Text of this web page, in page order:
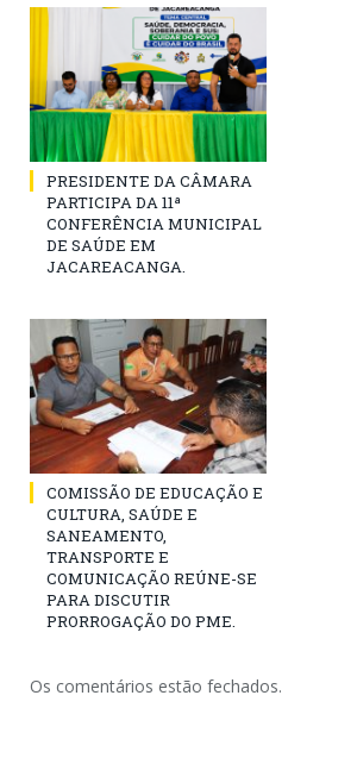
PRESIDENTE DA CÂMARA
PARTICIPA DA 11ª
CONFERÊNCIA MUNICIPAL
DE SAÚDE EM
JACAREACANGA.
COMISSÃO DE EDUCAÇÃO E
CULTURA, SAÚDE E
SANEAMENTO,
TRANSPORTE E
COMUNICAÇÃO REÚNE-SE
PARA DISCUTIR
PRORROGAÇÃO DO PME.
Os comentários estão fechados.